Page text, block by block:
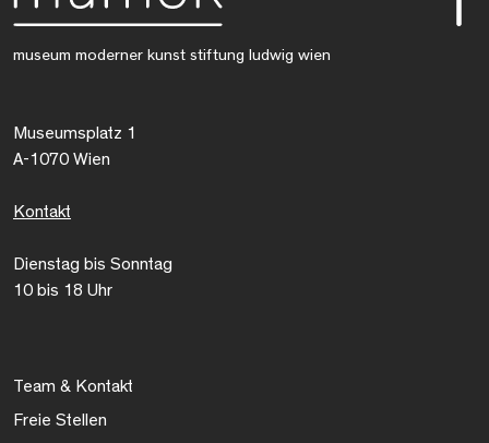
museum moderner kunst stiftung ludwig wien
Museumsplatz 1
A-1070 Wien
Kontakt
Dienstag bis Sonntag
10 bis 18 Uhr
Team & Kontakt
Freie Stellen